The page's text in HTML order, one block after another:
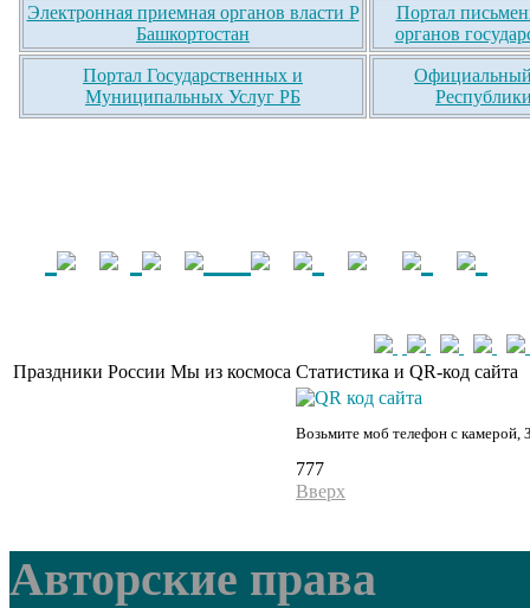
Электронная приемная органов власти Р
Башкортостан
Портал
органов
Портал Государственных и
Муниципальных Услуг РБ
Официальный
Праздники России Мы из космоса Статистика и QR-код сайта
Возьмите моб телефон с камерой,
777
Вверх
Авторские права